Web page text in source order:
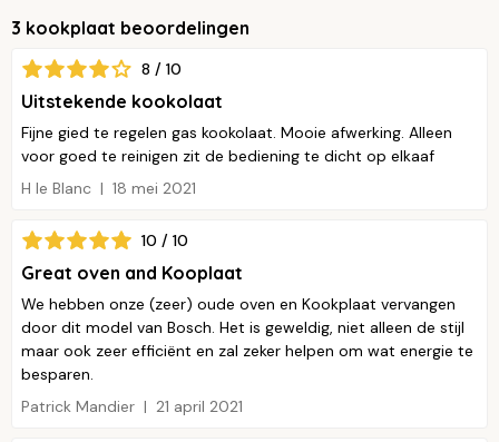
3 kookplaat beoordelingen
8 / 10
Uitstekende kookolaat
Fijne gied te regelen gas kookolaat. Mooie afwerking. Alleen
voor goed te reinigen zit de bediening te dicht op elkaaf
H le Blanc
18 mei 2021
10 / 10
Great oven and Kooplaat
We hebben onze (zeer) oude oven en Kookplaat vervangen
door dit model van Bosch. Het is geweldig, niet alleen de stijl
maar ook zeer efficiënt en zal zeker helpen om wat energie te
besparen.
Patrick Mandier
21 april 2021